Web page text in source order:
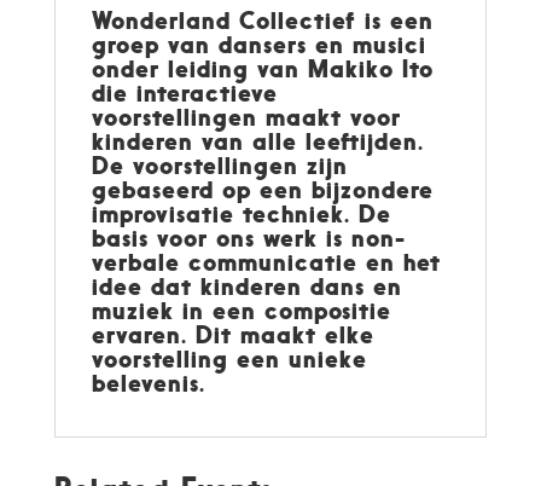
Wonderland Collectief is een
groep van dansers en musici
onder leiding van Makiko Ito
die interactieve
voorstellingen maakt voor
kinderen van alle leeftijden.
De voorstellingen zijn
gebaseerd op een bijzondere
improvisatie techniek. De
basis voor ons werk is non-
verbale communicatie en het
idee dat kinderen dans en
muziek in een compositie
ervaren. Dit maakt elke
voorstelling een unieke
belevenis.